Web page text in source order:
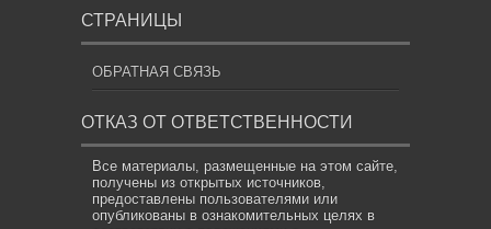
СТРАНИЦЫ
ОБРАТНАЯ СВЯЗЬ
ОТКАЗ ОТ ОТВЕТСТВЕННОСТИ
Все материалы, размещенные на этом сайте,
получены из открытых источников,
предоставлены пользователями или
опубликованы в ознакомительных целях в